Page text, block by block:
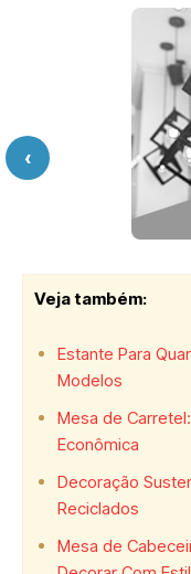
‹
Veja também:
Estante Para
Modelos
Mesa de
Econômica
Decoração
Reciclados
Mesa de